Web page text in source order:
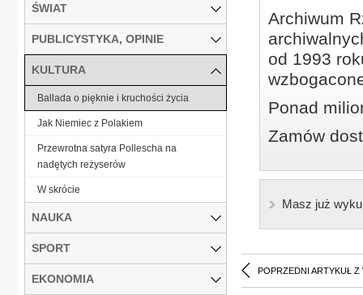
Archiwum
od 1993
Ponad
Zamów
Masz już
POPRZEDNI ARTYKUŁ Z
ŚWIAT
PUBLICYSTYKA, OPINIE
KULTURA
Ballada o pięknie i kruchości życia
Jak Niemiec z Polakiem
Przewrotna satyra Pollescha na
nadętych reżyserów
W skrócie
NAUKA
SPORT
EKONOMIA